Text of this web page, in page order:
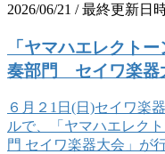
2026/06/21 / 最終更新日
「ヤマハエレクトーンフェスティバル2026ソロ演
奏部門 セイワ楽器
６月２1日(日)セイワ楽
ルで、「ヤマハエレク
門 セイワ楽器大会」が